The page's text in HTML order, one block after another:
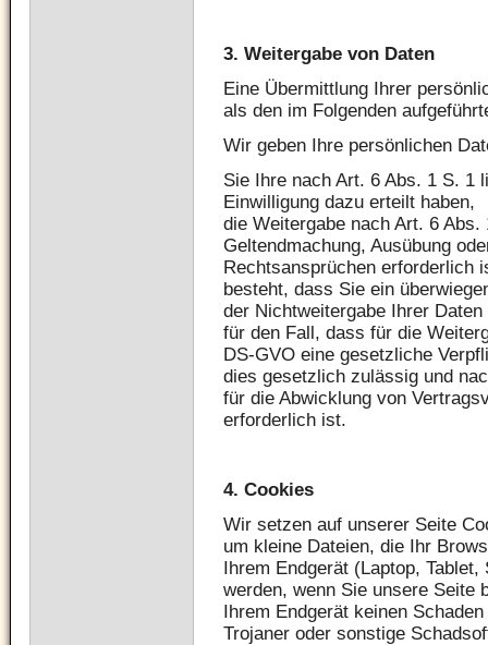
3. Weitergabe von Daten
Eine Übermittlung Ihrer
als den im Folgenden
Wir geben Ihre persönlichen
Sie Ihre nach Art. 6 Abs. 1 S. 1
Einwilligung dazu erteilt haben,
die Weitergabe nach Art. 6
Geltendmachung, Ausübung
Rechtsansprüchen erforderlich
besteht, dass Sie ein
der Nichtweitergabe Ihrer Daten
für den Fall, dass für die
DS-GVO eine gesetzliche
dies gesetzlich zulässig und
für die Abwicklung von
erforderlich ist.
4. Cookies
Wir setzen auf unserer Seite
um kleine Dateien, die Ihr
Ihrem Endgerät (Laptop,
werden, wenn Sie unsere Seite
Ihrem Endgerät keinen
Trojaner oder sonstige